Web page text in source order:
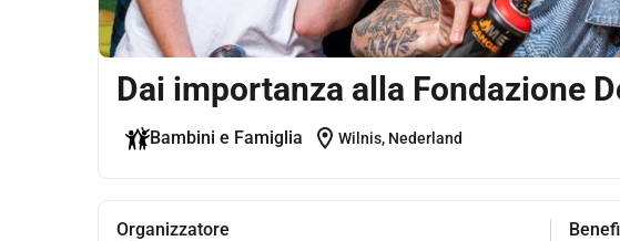
Dai importanza alla Fondazione
Bambini e Famiglia location_on Wilnis, Nederland
Organizzatore